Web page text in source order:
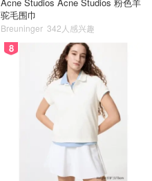
驼毛围巾
Breuninger 342人感兴趣
8